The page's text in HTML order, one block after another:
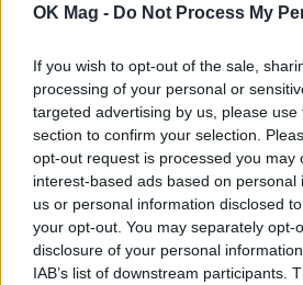
OK Mag - Do Not Process My
If you wish to opt-out of the sale,
processing of your personal or
targeted advertising by us, please
section to confirm your selection.
opt-out request is processed you may
interest-based ads based on personal
us or personal information disclosed
your opt-out. You may separately opt-
disclosure of your personal
IAB’s list of downstream participants.
Ελένη Μενεγάκη: Χαλαρή
Φισκάρδο μαζί με τον Μάκη